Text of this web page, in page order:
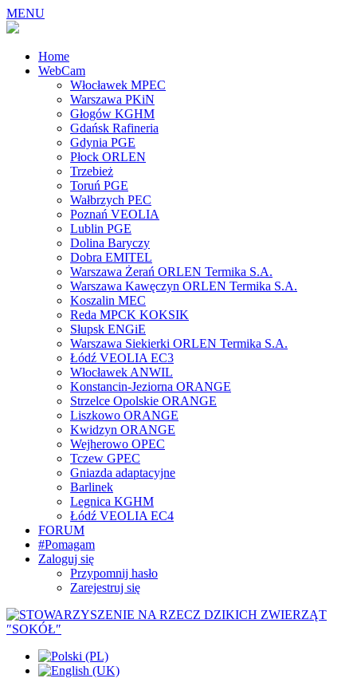
MENU
Home
WebCam
Włocławek MPEC
Warszawa PKiN
Głogów KGHM
Gdańsk Rafineria
Gdynia PGE
Płock ORLEN
Trzebież
Toruń PGE
Wałbrzych PEC
Poznań VEOLIA
Lublin PGE
Dolina Baryczy
Dobra EMITEL
Warszawa Żerań ORLEN Termika S.A.
Warszawa Kawęczyn ORLEN Termika S.A.
Koszalin MEC
Reda MPCK KOKSIK
Słupsk ENGiE
Warszawa Siekierki ORLEN Termika S.A.
Łódź VEOLIA EC3
Włocławek ANWIL
Konstancin-Jeziorna ORANGE
Strzelce Opolskie ORANGE
Liszkowo ORANGE
Kwidzyn ORANGE
Wejherowo OPEC
Tczew GPEC
Gniazda adaptacyjne
Barlinek
Legnica KGHM
Łódź VEOLIA EC4
FORUM
#Pomagam
Zaloguj się
Przypomnij hasło
Zarejestruj się